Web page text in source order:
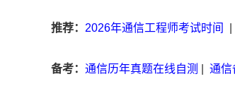
推荐： 2026年通信工程师考试时间
备考： 通信历年真题在线自测 通信